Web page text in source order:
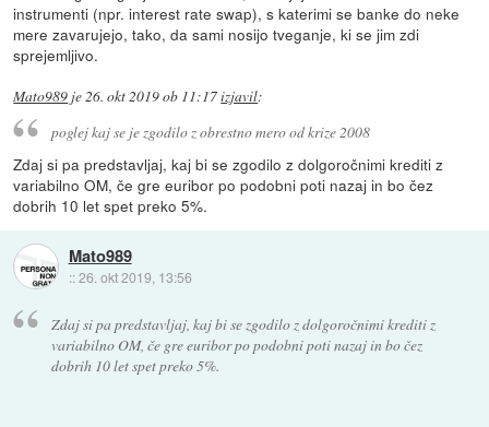
instrumenti (npr. interest rate swap), s katerimi se banke do neke
mere zavarujejo, tako, da sami nosijo tveganje, ki se jim zdi
sprejemljivo.
Mato989 je26. okt 2019 ob 11:17izjavil:
poglej kaj se je zgodilo z obrestno mero od krize 2008
Zdaj si pa predstavljaj, kaj bi se zgodilo z dolgoročnimi krediti z
variabilno OM, če gre euribor po podobni poti nazaj in bo čez
dobrih 10 let spet preko 5%.
Mato989
::26. okt 2019, 13:56
Zdaj si pa predstavljaj, kaj bi se zgodilo z dolgoročnimi krediti z
variabilno OM, če gre euribor po podobni poti nazaj in bo čez
dobrih 10 let spet preko 5%.